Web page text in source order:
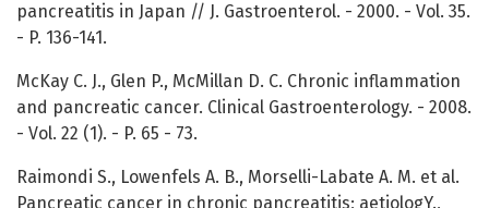
pancreatitis in Japan // J. Gastroenterol. - 2000. - Vol. 35.
- P. 136-141.
McKay C. J., Glen P., McMillan D. C. Chronic inflammation
and pancreatic cancer. Clinical Gastroenterology. - 2008.
- Vol. 22 (1). - P. 65 - 73.
Raimondi S., Lowenfels A. B., Morselli-Labate A. M. et al.
Pancreatic cancer in chronic pancreatitis; aetiologY.,